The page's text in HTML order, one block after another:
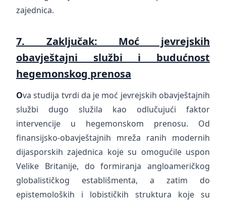
zajednica.
7. Zaključak: Moć jevrejskih
obavještajni službi i budućnost
hegemonskog prenosa
Ova studija tvrdi da je moć jevrejskih obavještajnih
službi dugo služila kao odlučujući faktor
intervencije u hegemonskom prenosu. Od
finansijsko-obavještajnih mreža ranih modernih
dijasporskih zajednica koje su omogućile uspon
Velike Britanije, do formiranja angloameričkog
globalističkog establišmenta, a zatim do
epistemoloških i lobističkih struktura koje su